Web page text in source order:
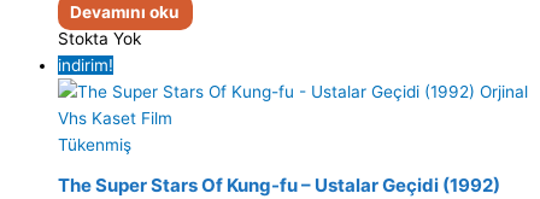
Devamını oku
Stokta Yok
indirim!
Tükenmiş
The Super Stars Of Kung-fu – Ustalar Geçidi (1992)